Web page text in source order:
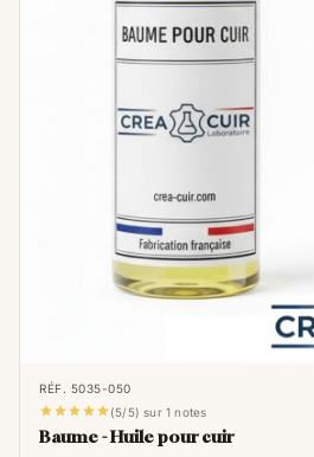
souplesse et l'éclat
nourrissant cuiret
hydrater intensément
prolongeant ainsi la vie
maroquinerieet de vos
Protection durable :
votre cuir. La cire
une finition naturelle
bouclier invisible
taches, indispensable
et les vestes.
RÉF. 5035-050
(5/5) sur 1 notes
Baume - Huile pour cuir